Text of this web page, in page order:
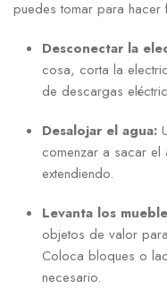
puedes tomar ⁢para hacer
Desconectar la
cosa,⁣ corta la
de descargas
Desalojar el agua:
comenzar a sacar
extendiendo.
Levanta ‍los​
objetos de valor
Coloca bloques o
necesario.